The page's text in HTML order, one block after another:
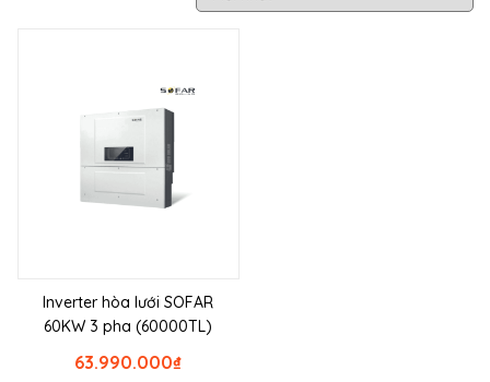
Inverter hòa lưới SOFAR
60KW 3 pha (60000TL)
₫
63.990.000